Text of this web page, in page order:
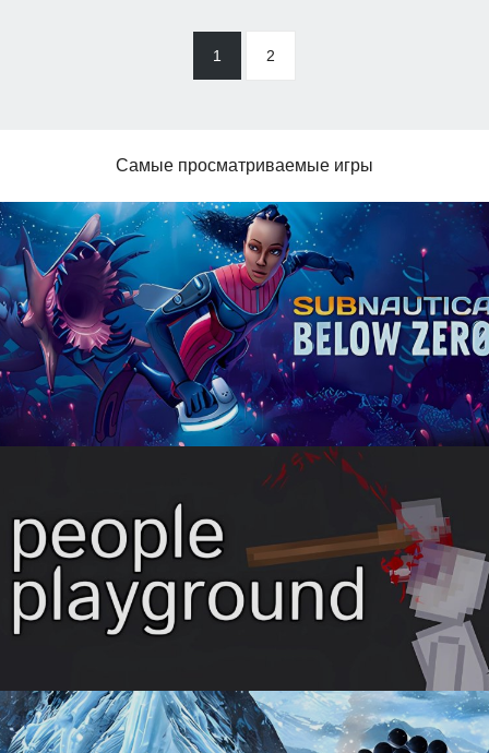
1 2
Самые просматриваемые игры